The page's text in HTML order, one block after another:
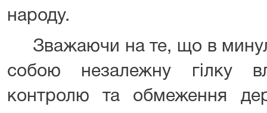
народу.
Зважаючи на те, що в
собою незалежну гілку
контролю та обмеження